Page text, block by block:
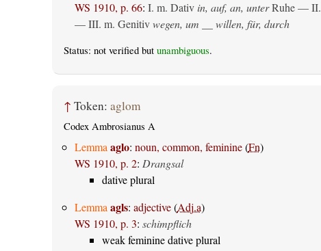
WS 1910, p. 66: I. m. Dativ in, auf, an, unterRuhe — II.
— III. m. Genitiv wegen, um __ willen, für, durch
Status: not verified but unambiguous.
↑ Token: aglom
Codex Ambrosianus A
Lemma aglo: noun, common, feminine(Fn)
WS 1910, p. 2: Drangsal
dative plural
Lemma agls: adjective(Adj.a)
WS 1910, p. 3: schimpflich
weak feminine dative plural